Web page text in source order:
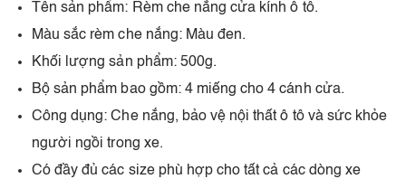
Tên sản phẩm: Rèm che nắng cửa kính ô tô.
Màu sắc rèm che nắng: Màu đen.
Khối lượng sản phẩm: 500g.
Bộ sản phẩm bao gồm: 4 miếng cho 4 cánh cửa.
Công dụng: Che nắng, bảo vệ nội thất ô tô và sức khỏe
người ngồi trong xe.
Có đầy đủ các size phù hợp cho tất cả các dòng xe